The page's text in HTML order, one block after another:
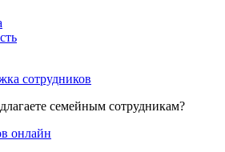
сотрудников
семейным сотрудникам?
онлайн